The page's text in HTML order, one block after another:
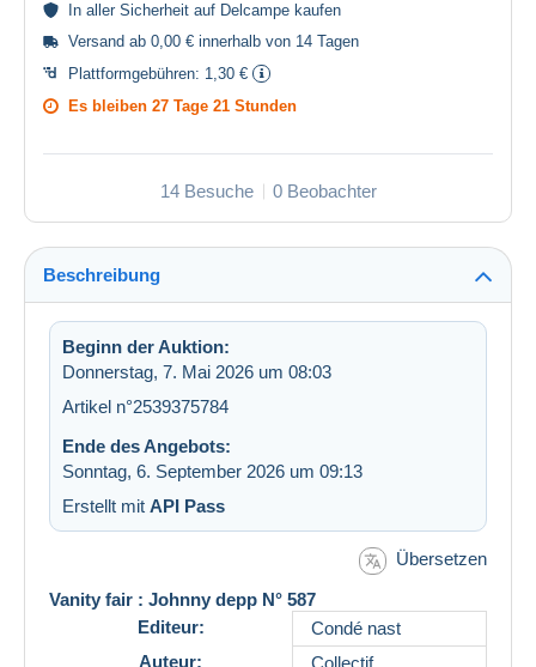
In aller Sicherheit auf Delcampe kaufen
Versand ab 0,00 € innerhalb von 14 Tagen
Plattformgebühren: 1,30 €
Es bleiben 27 Tage 21 Stunden
14 Besuche 0 Beobachter
Beschreibung
Beginn der Auktion:
Donnerstag, 7. Mai 2026 um 08:03
Artikel n°2539375784
Ende des Angebots:
Sonntag, 6. September 2026 um 09:13
Erstellt mit API Pass
Übersetzen
Vanity fair : Johnny depp N° 587
Editeur:
Condé nast
Auteur:
Collectif